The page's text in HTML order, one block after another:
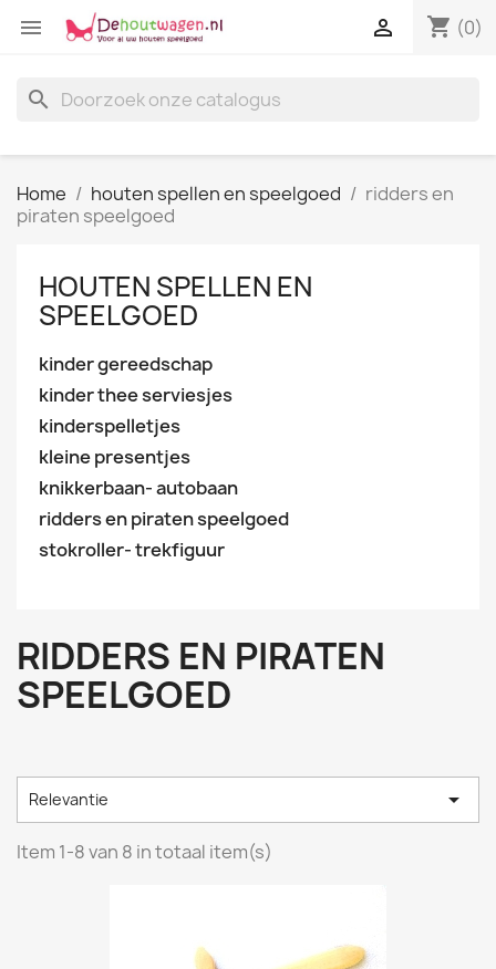
 shopping_cart (0)

search
Home houten spellen en speelgoed
ridders en
piraten speelgoed
HOUTEN SPELLEN EN
SPEELGOED
kinder gereedschap
kinder thee serviesjes
kinderspelletjes
kleine presentjes
knikkerbaan- autobaan
ridders en piraten speelgoed
stokroller- trekfiguur
RIDDERS EN PIRATEN
SPEELGOED
Relevantie 
Item 1-8 van 8 in totaal item(s)